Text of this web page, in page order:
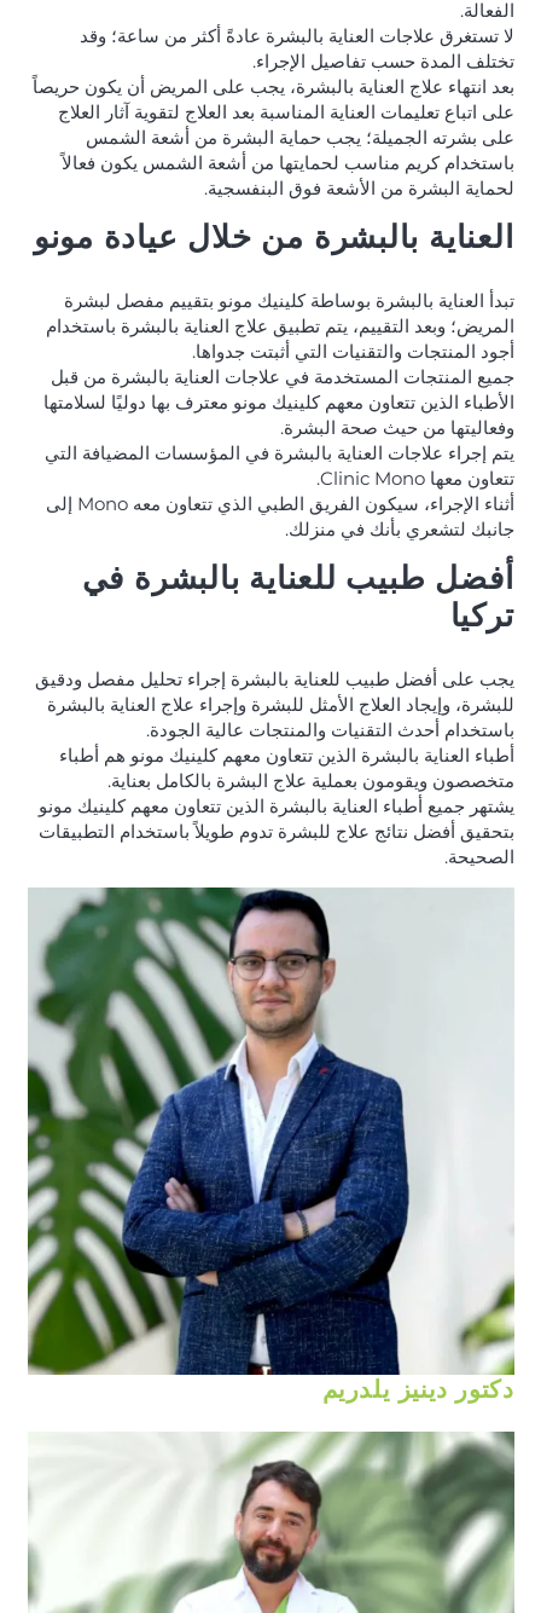
الفعالة.
لا تستغرق علاجات العناية بالبشرة عادةً أكثر من ساعة؛ وقد
تختلف المدة حسب تفاصيل الإجراء.
بعد انتهاء علاج العناية بالبشرة، يجب على المريض أن يكون حريصاً
على اتباع تعليمات العناية المناسبة بعد العلاج لتقوية آثار العلاج
على بشرته الجميلة؛ يجب حماية البشرة من أشعة الشمس
باستخدام كريم مناسب لحمايتها من أشعة الشمس يكون فعالاً
لحماية البشرة من الأشعة فوق البنفسجية.
العناية بالبشرة من خلال عيادة مونو
تبدأ العناية بالبشرة بوساطة كلينيك مونو بتقييم مفصل لبشرة
المريض؛ وبعد التقييم، يتم تطبيق علاج العناية بالبشرة باستخدام
أجود المنتجات والتقنيات التي أثبتت جدواها.
جميع المنتجات المستخدمة في علاجات العناية بالبشرة من قبل
الأطباء الذين تتعاون معهم كلينيك مونو معترف بها دوليًا لسلامتها
وفعاليتها من حيث صحة البشرة.
يتم إجراء علاجات العناية بالبشرة في المؤسسات المضيافة التي
تتعاون معها Clinic Mono.
أثناء الإجراء، سيكون الفريق الطبي الذي تتعاون معه Mono إلى
جانبك لتشعري بأنك في منزلك.
أفضل طبيب للعناية بالبشرة في
تركيا
يجب على أفضل طبيب للعناية بالبشرة إجراء تحليل مفصل ودقيق
للبشرة، وإيجاد العلاج الأمثل للبشرة وإجراء علاج العناية بالبشرة
باستخدام أحدث التقنيات والمنتجات عالية الجودة.
أطباء العناية بالبشرة الذين تتعاون معهم كلينيك مونو هم أطباء
متخصصون ويقومون بعملية علاج البشرة بالكامل بعناية.
يشتهر جميع أطباء العناية بالبشرة الذين تتعاون معهم كلينيك مونو
بتحقيق أفضل نتائج علاج للبشرة تدوم طويلاً باستخدام التطبيقات
الصحيحة.
دكتور دينيز يلدريم